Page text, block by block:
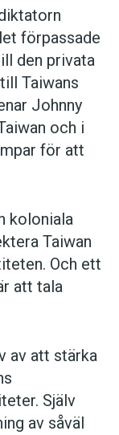
förpassade
den privata
Taiwans
Johnny
och i
för att
koloniala
Taiwan
Och ett
att tala
av att stärka
Själv
av såväl